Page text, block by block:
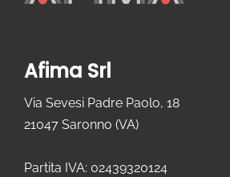
Afima Srl
Via Sevesi Padre Paolo, 18
21047 Saronno (VA)
Partita IVA: 02439320124